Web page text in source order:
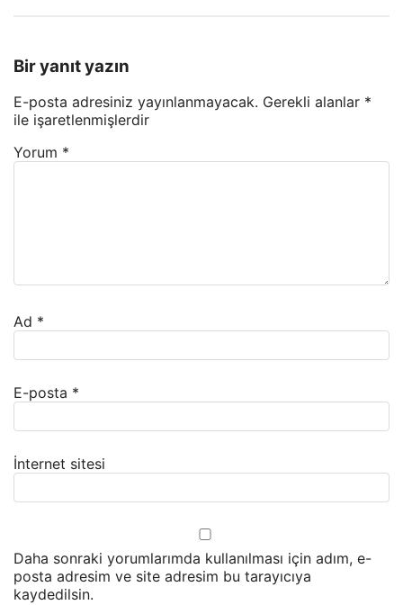
Bir yanıt yazın
E-posta adresiniz yayınlanmayacak. Gerekli alanlar *
ile işaretlenmişlerdir
Yorum *
Ad *
E-posta *
İnternet sitesi
Daha sonraki yorumlarımda kullanılması için adım, e-
posta adresim ve site adresim bu tarayıcıya
kaydedilsin.